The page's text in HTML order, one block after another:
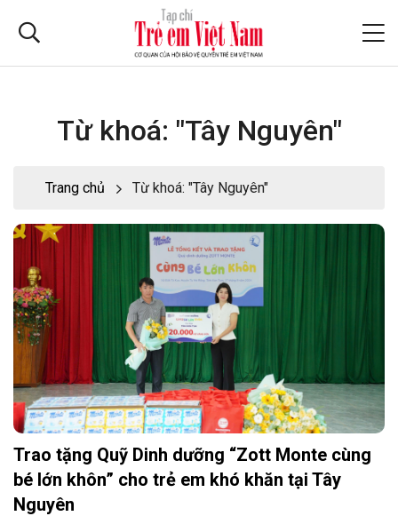
Từ khoá: "Tây Nguyên"
Trang chủ Từ khoá: "Tây Nguyên"
Trao tặng Quỹ Dinh dưỡng “Zott Monte cùng
bé lớn khôn” cho trẻ em khó khăn tại Tây
Nguyên